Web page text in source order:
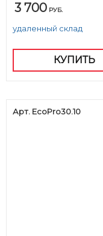
3 700 РУБ.
удаленный склад
КУПИТЬ
Арт. EcoPro30.10